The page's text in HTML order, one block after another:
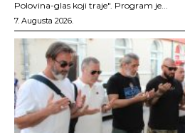
Polovina-glas koji traje". Program je...
7. Augusta 2026.